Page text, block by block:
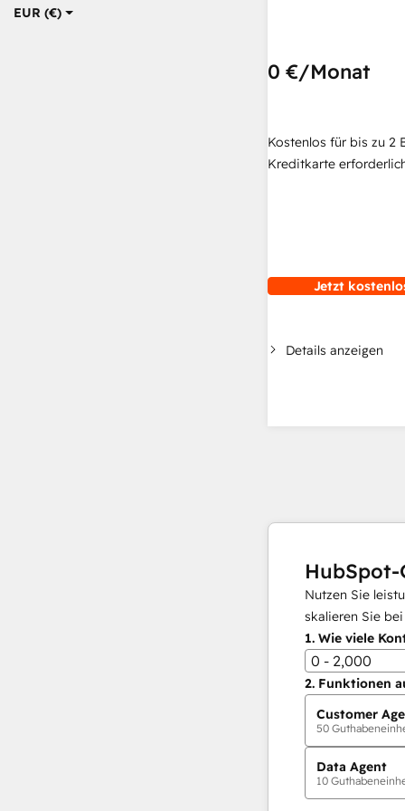
EUR (€)
0 €/Monat
Kostenlos für bis zu 2
Kreditkarte
Jetzt
Details anzeigen
HubSpot-
Nutzen Sie
skalieren Sie
1. Wie viele
0 - 2,000
2. Funktionen
Customer
50
Data Agent
10